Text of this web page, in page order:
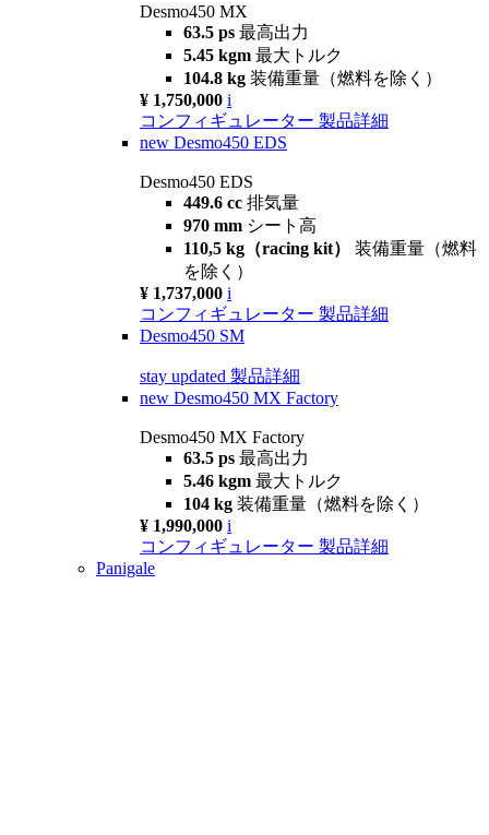
Desmo450 MX
63.5 ps 最高出力
5.45 kgm 最大トルク
104.8 kg 装備重量（燃料を除く）
¥ 1,750,000 i
コンフィギュレーター 製品詳細
new Desmo450 EDS
Desmo450 EDS
449.6 cc 排気量
970 mm シート高
110,5 kg（racing kit） 装備重量（燃料
を除く）
¥ 1,737,000 i
コンフィギュレーター 製品詳細
Desmo450 SM
stay updated 製品詳細
new Desmo450 MX Factory
Desmo450 MX Factory
63.5 ps 最高出力
5.46 kgm 最大トルク
104 kg 装備重量（燃料を除く）
¥ 1,990,000 i
コンフィギュレーター 製品詳細
Panigale